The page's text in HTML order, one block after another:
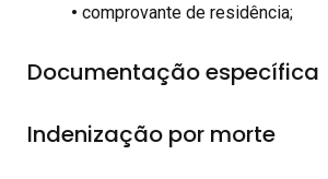
• comprovante de residência;
Documentação específica
Indenização por morte